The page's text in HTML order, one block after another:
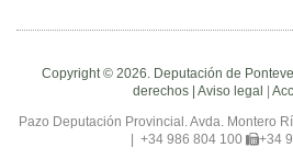
Copyright © 2026. Deputación de
derechos | Aviso legal |
Pazo Deputación Provincial. Avda. Montero
| +34 986 804 100
+34